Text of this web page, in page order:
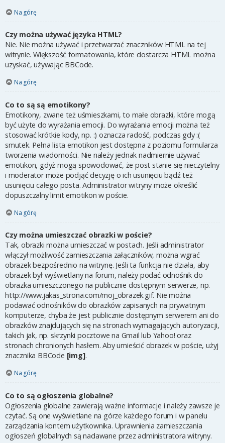
Na górę
Czy można używać języka HTML?
Nie. Nie można używać i przetwarzać znaczników HTML na tej
witrynie. Większość formatowania, które dostarcza HTML można
uzyskać, używając BBCode.
Na górę
Co to są są emotikony?
Emotikony, zwane też uśmieszkami, to małe obrazki, które mogą
być użyte do wyrażania emocji. Do wyrażania emocji można też
stosować krótkie kody, np. :) oznacza radość, podczas gdy :(
smutek. Pełna lista emotikon jest dostępna z poziomu formularza
tworzenia wiadomości. Nie należy jednak nadmiernie używać
emotikon, gdyż mogą spowodować, że post stanie się nieczytelny
i moderator może podjąć decyzję o ich usunięciu bądź też
usunięciu całego posta. Administrator witryny może określić
dopuszczalny limit emotikon w poście.
Na górę
Czy można umieszczać obrazki w poście?
Tak, obrazki można umieszczać w postach. Jeśli administrator
włączył możliwość zamieszczania załączników, można wgrać
obrazek bezpośrednio na witrynę. Jeśli ta funkcja nie działa, aby
obrazek był wyświetlany na forum, należy podać odnośnik do
obrazka umieszczonego na publicznie dostępnym serwerze, np.
http://www.jakas_strona.com/moj_obrazek.gif. Nie można
podawać odnośników do obrazków zapisanych na prywatnym
komputerze, chyba że jest publicznie dostępnym serwerem ani do
obrazków znajdujących się na stronach wymagających autoryzacji,
takich jak, np. skrzynki pocztowe na Gmail lub Yahoo! oraz
stronach chronionych hasłem. Aby umieścić obrazek w poście, użyj
znacznika BBCode [img].
Na górę
Co to są ogłoszenia globalne?
Ogłoszenia globalne zawierają ważne informacje i należy zawsze je
czytać. Są one wyświetlane na górze każdego forum i w panelu
zarządzania kontem użytkownika. Uprawnienia zamieszczania
ogłoszeń globalnych są nadawane przez administratora witryny.